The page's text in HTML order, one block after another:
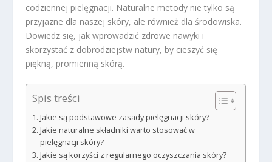
codziennej pielęgnacji. Naturalne metody nie tylko są
przyjazne dla naszej skóry, ale również dla środowiska.
Dowiedz się, jak wprowadzić zdrowe nawyki i
skorzystać z dobrodziejstw natury, by cieszyć się
piękną, promienną skórą.
Spis treści
Jakie są podstawowe zasady pielęgnacji skóry?
Jakie naturalne składniki warto stosować w
pielęgnacji skóry?
Jakie są korzyści z regularnego oczyszczania skóry?